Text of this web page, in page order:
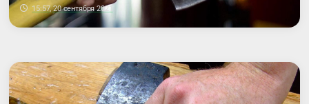
15:57, 20 сентября 2021